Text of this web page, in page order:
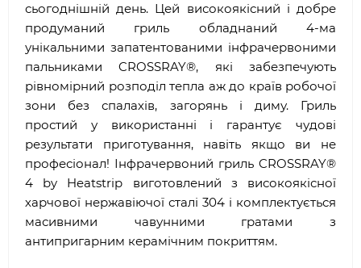
сьогоднішній день. Цей високоякісний і добре
продуманий гриль обладнаний 4-ма
унікальними запатентованими інфрачервоними
пальниками CROSSRAY®, які забезпечують
рівномірний розподіл тепла аж до країв робочої
зони без спалахів, загорянь і диму. Гриль
простий у використанні і гарантує чудові
результати приготування, навіть якщо ви не
професіонал! Інфрачервоний гриль CROSSRAY®
4 by Heatstrip виготовлений з високоякісної
харчової нержавіючої сталі 304 і комплектується
масивними чавунними гратами з
антипригарним керамічним покриттям.